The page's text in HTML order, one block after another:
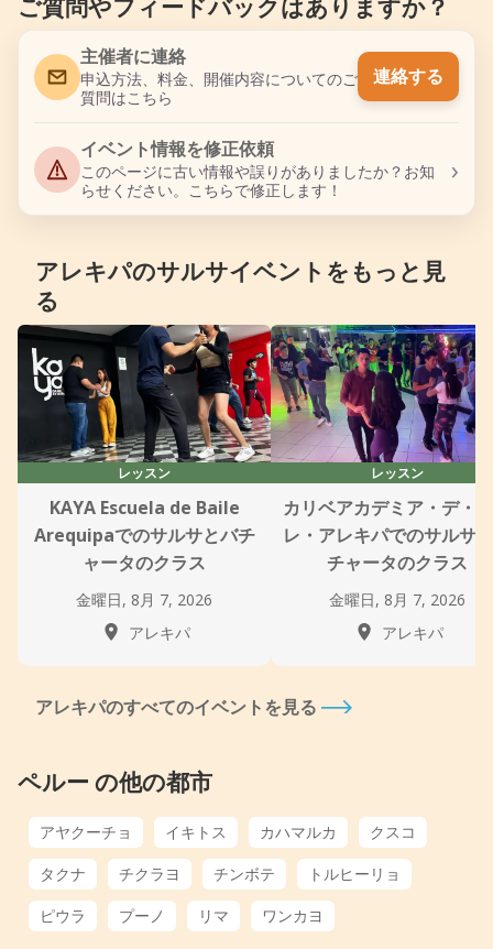
主催者に連絡
申込方法、料金、開催内容についてのご
質問はこちら
連絡する
イベント情報を修正依頼
このページに古い情報や誤りがありましたか？お知
らせください。こちらで修正します！
›
アレキパのサルサイベントをもっと見
る
レッスン
KAYA Escuela de Baile
Arequipaでのサルサとバチ
ャータのクラス
金曜日, 8月 7, 2026
アレキパ
レッスン
カリベアカデミア・デ・
レ・アレキパでのサルサ
チャータのクラス
金曜日, 8月 7, 2026
アレキパ
アレキパのすべてのイベントを見る
ペルー の他の都市
アヤクーチョ イキトス カハマルカ
クスコ
タクナ
チクラヨ チンボテ
トルヒーリョ
ピウラ
プーノ リマ ワンカヨ